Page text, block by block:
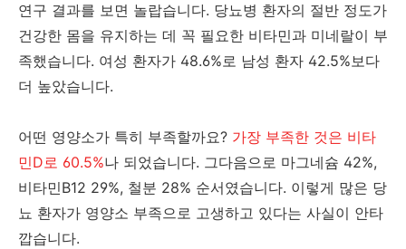
연구 결과를 보면 놀랍습니다. 당뇨병 환자의 절반 정도가
건강한 몸을 유지하는 데 꼭 필요한 비타민과 미네랄이 부
족했습니다. 여성 환자가 48.6%로 남성 환자 42.5%보다
더 높았습니다.
어떤 영양소가 특히 부족할까요? 가장 부족한 것은 비타
민D로 60.5%나 되었습니다. 그다음으로 마그네슘 42%,
비타민B12 29%, 철분 28% 순서였습니다. 이렇게 많은 당
뇨 환자가 영양소 부족으로 고생하고 있다는 사실이 안타
깝습니다.